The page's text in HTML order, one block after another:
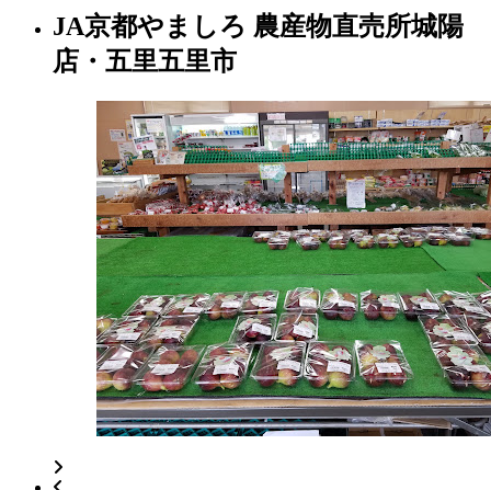
京
都
府
JA京都やましろ 農産物直売所城陽
店・五里五里市